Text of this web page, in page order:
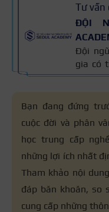
Tư vấn
ĐỘI
Đội
gia có
tạo
nối mi,
viết
đào
thực
xác.
Bạn đang đứng
cuộc đời và phân
học trung cấp
những lợi ích nhất
Tham khảo nội
đáp băn khoăn, so
cung cấp những